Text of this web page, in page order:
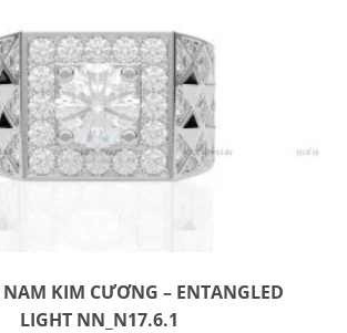
KIM CƯƠNG – ENTANGLED
LIGHT NN_N17.6.1